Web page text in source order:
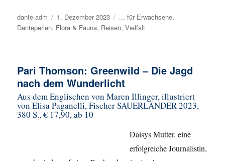
Autor
dante-adm
Veröffentlicht
am
1. Dezember 2023 Kategorien
... für Erwachsene,
Danteperlen, Flora & Fauna, Reisen,Vielfalt
Pari Thomson: Greenwild – Die Jagd
nach dem Wunderlicht
Aus dem Englischen von Maren Illinger, illustriert
von Elisa Paganelli, Fischer SAUERLÄNDER 2023,
380 S., € 17,90, ab 10
Daisys Mutter, eine
erfolgreiche Journalistin,